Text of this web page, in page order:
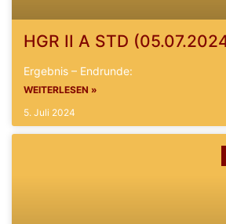
HGR II A STD
Ergebnis – Endrunde:
WEITERLESEN »
5. Juli 2024